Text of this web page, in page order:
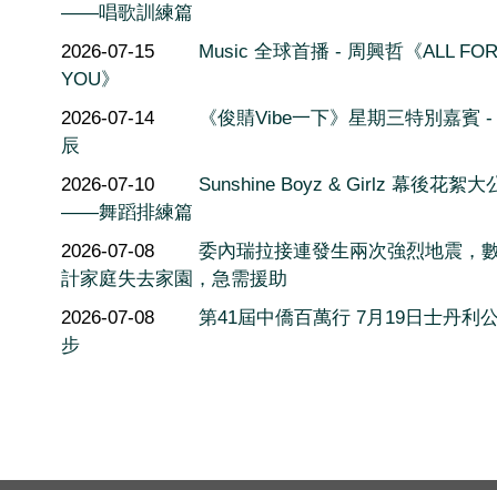
——唱歌訓練篇
2026-07-15
Music 全球首播 - 周興哲《ALL FOR
YOU》
2026-07-14
《俊䝼Vibe一下》星期三特別嘉賓
辰
2026-07-10
Sunshine Boyz & Girlz 幕後花絮大
——舞蹈排練篇
2026-07-08
委內瑞拉接連發生兩次強烈地震，
計家庭失去家園，急需援助
2026-07-08
第41屆中僑百萬行 7月19日士丹利
步